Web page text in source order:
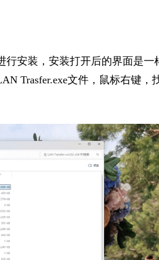
行安装，安装打开后的界面是一
Trasfer.exe文件，鼠标右键，